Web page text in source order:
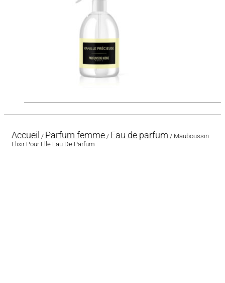
Accueil / Parfum femme / Eau de parfum / Mauboussin
Elixir Pour Elle Eau De Parfum